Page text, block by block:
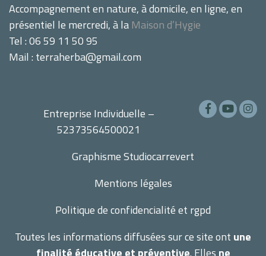
Accompagnement en nature, à domicile, en ligne, en
présentiel le mercredi, à la Maison d’Hygie
Tel : 06 59 11 50 95
Mail : terraherba@gmail.com
Entreprise Individuelle –
52373564500021
GraphismeStudiocarrevert
Mentions légales
Politique de confidencialité et rgpd
Toutes les informations diffusées sur ce site ont une